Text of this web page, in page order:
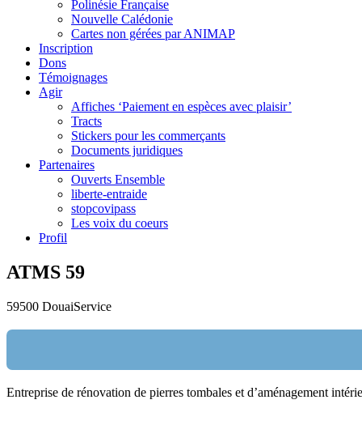
Polinésie Française
Nouvelle Calédonie
Cartes non gérées par ANIMAP
Inscription
Dons
Témoignages
Agir
Affiches ‘Paiement en espèces avec plaisir’
Tracts
Stickers pour les commerçants
Documents juridiques
Partenaires
Ouverts Ensemble
liberte-entraide
stopcovipass
Les voix du coeurs
Profil
ATMS 59
59500 DouaiService
Nom:
Entreprise de rénovation de pierres tombales et d’aménagement